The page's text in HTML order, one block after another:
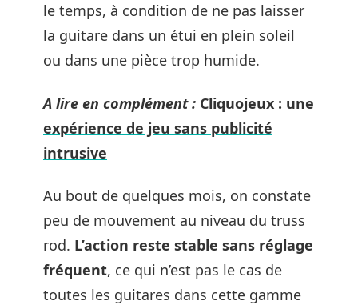
le temps, à condition de ne pas laisser
la guitare dans un étui en plein soleil
ou dans une pièce trop humide.
A lire en complément : Cliquojeux : une
expérience de jeu sans publicité
intrusive
Au bout de quelques mois, on constate
peu de mouvement au niveau du truss
rod. L’action reste stable sans réglage
fréquent, ce qui n’est pas le cas de
toutes les guitares dans cette gamme